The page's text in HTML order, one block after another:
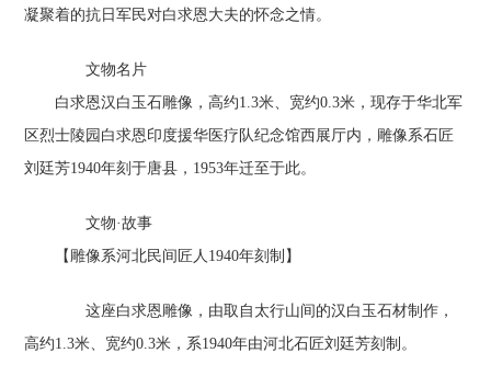
凝聚着的抗日军民对白求恩大夫的怀念之情。
文物名片
白求恩汉白玉石雕像，高约1.3米、宽约0.3米，现存于华北军
区烈士陵园白求恩印度援华医疗队纪念馆西展厅内，雕像系石匠
刘廷芳1940年刻于唐县，1953年迁至于此。
文物·故事
【雕像系河北民间匠人1940年刻制】
这座白求恩雕像，由取自太行山间的汉白玉石材制作，
高约1.3米、宽约0.3米，系1940年由河北石匠刘廷芳刻制。